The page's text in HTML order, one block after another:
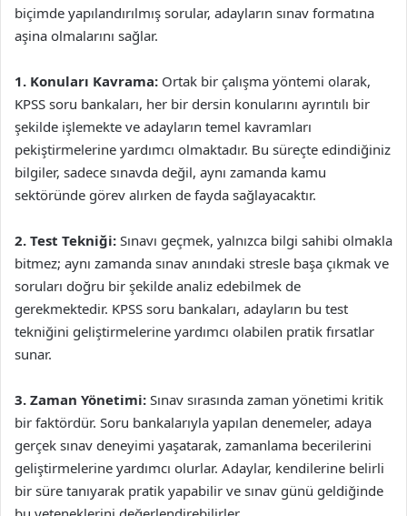
biçimde yapılandırılmış sorular, adayların sınav formatına
aşina olmalarını sağlar.
1. Konuları Kavrama: Ortak bir çalışma yöntemi olarak,
KPSS soru bankaları, her bir dersin konularını ayrıntılı bir
şekilde işlemekte ve adayların temel kavramları
pekiştirmelerine yardımcı olmaktadır. Bu süreçte edindiğiniz
bilgiler, sadece sınavda değil, aynı zamanda kamu
sektöründe görev alırken de fayda sağlayacaktır.
2. Test Tekniği: Sınavı geçmek, yalnızca bilgi sahibi olmakla
bitmez; aynı zamanda sınav anındaki stresle başa çıkmak ve
soruları doğru bir şekilde analiz edebilmek de
gerekmektedir. KPSS soru bankaları, adayların bu test
tekniğini geliştirmelerine yardımcı olabilen pratik fırsatlar
sunar.
3. Zaman Yönetimi: Sınav sırasında zaman yönetimi kritik
bir faktördür. Soru bankalarıyla yapılan denemeler, adaya
gerçek sınav deneyimi yaşatarak, zamanlama becerilerini
geliştirmelerine yardımcı olurlar. Adaylar, kendilerine belirli
bir süre tanıyarak pratik yapabilir ve sınav günü geldiğinde